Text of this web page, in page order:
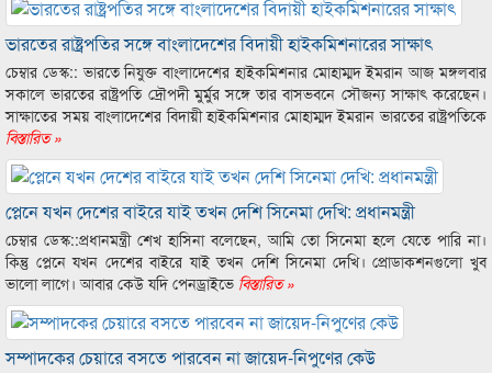
ভারতের রাষ্ট্রপতির সঙ্গে বাংলাদেশের বিদায়ী হাইকমিশনারের সাক্ষাৎ
চেম্বার ডেস্ক:: ভারতে নিযুক্ত বাংলাদেশের হাইকমিশনার মোহাম্মদ ইমরান আজ মঙ্গলবার
সকালে ভারতের রাষ্ট্রপতি দ্রৌপদী মুর্মুর সঙ্গে তার বাসভবনে সৌজন্য সাক্ষাৎ করেছেন।
সাক্ষাতের সময় বাংলাদেশের বিদায়ী হাইকমিশনার মোহাম্মদ ইমরান ভারতের রাষ্ট্রপতিকে
বিস্তারিত »
প্লেনে যখন দেশের বাইরে যাই তখন দেশি সিনেমা দেখি: প্রধানমন্ত্রী
চেম্বার ডেস্ক::প্রধানমন্ত্রী শেখ হাসিনা বলেছেন, আমি তো সিনেমা হলে যেতে পারি না।
কিন্তু প্লেনে যখন দেশের বাইরে যাই তখন দেশি সিনেমা দেখি। প্রোডাকশনগুলো খুব
ভালো লাগে। আবার কেউ যদি পেনড্রাইভে বিস্তারিত »
সম্পাদকের চেয়ারে বসতে পারবেন না জায়েদ-নিপুণের কেউ